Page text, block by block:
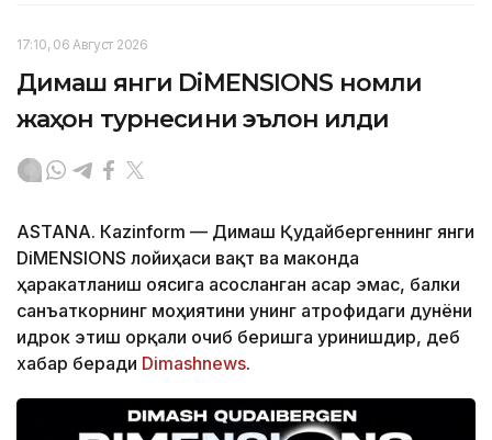
17:10, 06 Август 2026
Димаш янги DiMENSIONS номли
жаҳон турнесини эълон қилди
ASTANА. Кazinform — Димаш Қудайбергеннинг янги
DiMENSIONS лойиҳаси вақт ва маконда
ҳаракатланиш ғоясига асосланган асар эмас, балки
санъаткорнинг моҳиятини унинг атрофидаги дунёни
идрок этиш орқали очиб беришга уринишдир, деб
хабар беради Dimashnews.